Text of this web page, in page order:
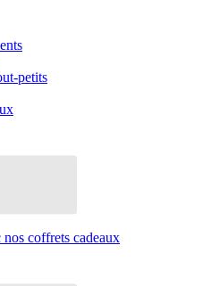
petits
coffrets cadeaux